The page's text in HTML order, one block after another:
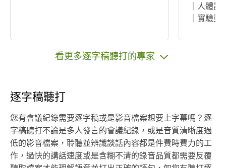
｜人體
｜實驗
路文學獎
蒐集與整
PT簡報、
製化服務｜專業
證原創 』
』、『 提
看更多逐字稿聽打的專家
逐字稿聽打
您有會議紀錄需要逐字稿或是影音檔案想要上字幕嗎？逐
字稿聽打不論是多人發言的會議紀錄，或是音質清晰度過
低的影音檔案，聆聽並辨識談話內容都是件費時費力的工
作，過快的講話速度或是含糊不清的錄音品質都需要反覆